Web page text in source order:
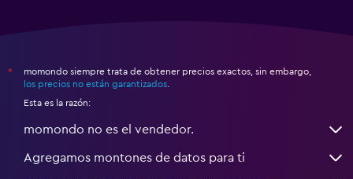
*
momondo siempre trata de obtener precios exactos, sin embargo,
los precios no están garantizados
Esta es la razón:
momondo no es el vendedor.
Agregamos montones de datos para ti